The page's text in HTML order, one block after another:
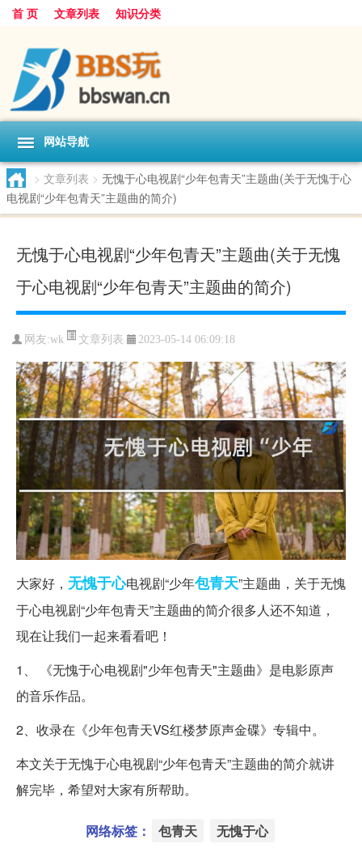
首 页 文章列表 知识分类
网站导航
> 文章列表 > 无愧于心电视剧“少年包青天”主题曲(关于无愧于心
电视剧“少年包青天”主题曲的简介)
无愧于心电视剧“少年包青天”主题曲(关于无愧
于心电视剧“少年包青天”主题曲的简介)
网友:wk 文章列表 2023-05-14 06:09:18
大家好， 无愧于心电视剧“少年包青天”主题曲，关于无愧
于心电视剧“少年包青天”主题曲的简介很多人还不知道，
现在让我们一起来看看吧！
1、 《无愧于心电视剧"少年包青天"主题曲》是电影原声
的音乐作品。
2、收录在《少年包青天VS红楼梦原声金碟》专辑中。
本文关于无愧于心电视剧“少年包青天”主题曲的简介就讲
解完毕，希望对大家有所帮助。
网络标签： 包青天 无愧于心